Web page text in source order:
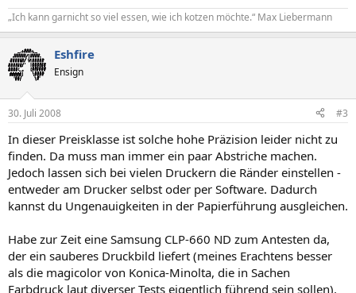
„Ich kann garnicht so viel essen, wie ich kotzen möchte.“ Max Liebermann
Eshfire
Ensign
30. Juli 2008 #3
In dieser Preisklasse ist solche hohe Präzision leider nicht zu
finden. Da muss man immer ein paar Abstriche machen.
Jedoch lassen sich bei vielen Druckern die Ränder einstellen -
entweder am Drucker selbst oder per Software. Dadurch
kannst du Ungenauigkeiten in der Papierführung ausgleichen.
Habe zur Zeit eine Samsung CLP-660 ND zum Antesten da,
der ein sauberes Druckbild liefert (meines Erachtens besser
als die magicolor von Konica-Minolta, die in Sachen
Farbdruck laut diverser Tests eigentlich führend sein sollen).